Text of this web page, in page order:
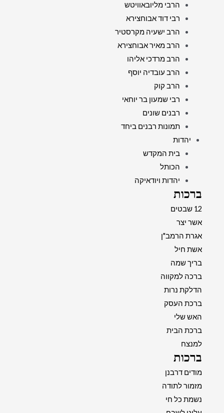
הרבי מליובאוויטש
רבי דוד אבוחצירא
הרב ישעיה מקרסטיר
הרב מאיר אבוחצירא
הרב מרדכי אליהו
הרב עובדיה יוסף
הרב קוק
רבי שמעון בר יוחאי
רבנים שונים
תמונות רבנים ביחד
יהדות
בית המקדש
הכותל
יהדות ויודאיקה
ברכות
12 שבטים
אשר יצר
אגרת הרמב"ן
אשת חיל
בריך שמה
ברכה למקווה
הדלקת נרות
ברכת העסק
האש שלי
ברכת הבית
למנצח
ברכות
מודים דרבנן
מזמור לתודה
נשמת כל חי